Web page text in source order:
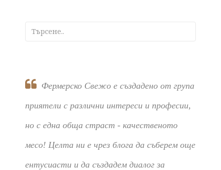
Фермерско Свежо е създадено от група
приятели с различни интереси и професии,
но с една обща страст - качественото
месо! Целта ни е чрез блога да съберем още
ентусиасти и да създадем диалог за